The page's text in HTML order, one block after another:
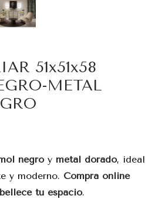
51x51x58
METAL
negroy metal dorado, ideal
y moderno. Compra online
tu espacio.